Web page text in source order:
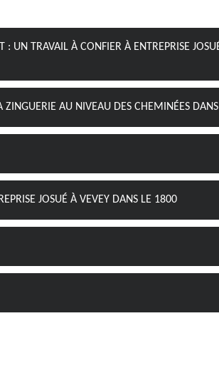
: UN TRAVAIL À CONFIER À ENTREPRISE
AU NIVEAU DES CHEMINÉES
JOSUÉ À VEVEY DANS LE 1800